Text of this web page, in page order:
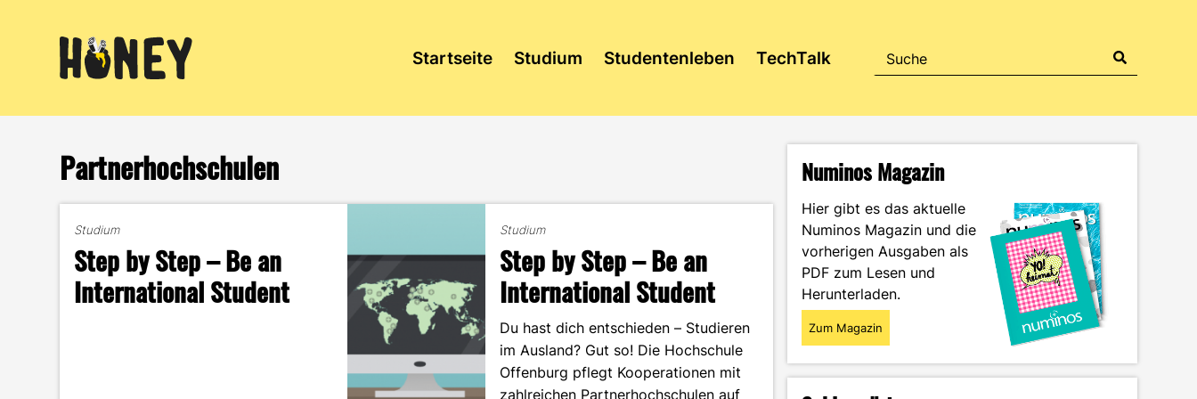
Startseite Studium Studentenleben TechTalk
Partnerhochschulen
Studium
Step by Step – Be an
International Student
Studium
Step by Step – Be an
International Student
Du hast dich entschieden – Studieren
im Ausland? Gut so! Die Hochschule
Offenburg pflegt Kooperationen mit
zahlreichen Partnerhochschulen auf
Numinos Magazin
Hier gibt es das aktuelle
Numinos Magazin und die
vorherigen Ausgaben als
PDF zum Lesen und
Herunterladen.
Zum Magazin